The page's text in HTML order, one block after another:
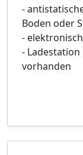
-
Boden oder
-
-
vorhanden